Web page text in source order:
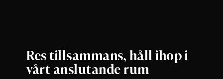
Res tillsammans, håll ihop i
vårt anslutande rum